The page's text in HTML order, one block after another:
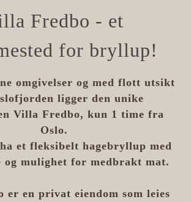
Fredbo - et
for bryllup!
omgivelser og med flott utsikt
ligger den unike
Villa Fredbo, kun 1 time fra
Oslo.
et fleksibelt hagebryllup med
og mulighet for medbrakt mat.
er en privat eiendom som leies